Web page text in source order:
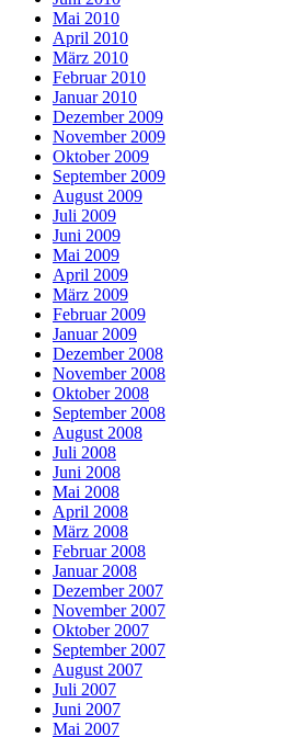
Mai 2010
April 2010
März 2010
Februar 2010
Januar 2010
Dezember 2009
November 2009
Oktober 2009
September 2009
August 2009
Juli 2009
Juni 2009
Mai 2009
April 2009
März 2009
Februar 2009
Januar 2009
Dezember 2008
November 2008
Oktober 2008
September 2008
August 2008
Juli 2008
Juni 2008
Mai 2008
April 2008
März 2008
Februar 2008
Januar 2008
Dezember 2007
November 2007
Oktober 2007
September 2007
August 2007
Juli 2007
Juni 2007
Mai 2007